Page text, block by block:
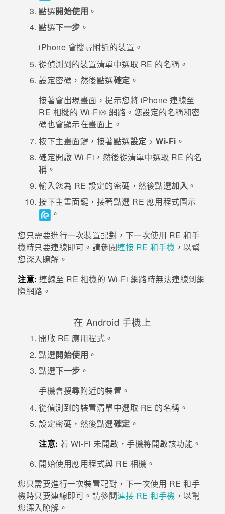
點選開始使用 。
點選下一步 。
iPhone 會搜尋附近的裝置。
從偵測到的裝置清單中選取 RE 的名稱。
設定密碼，然後點選確定 。
接著會出現畫面，提示您將 iPhone 連線至
RE 相機的 Wi-Fi® 網路。您設定的名稱和密
碼也會顯示在畫面上。
按下主畫面鍵 ，接著點選設定 > Wi-Fi 。
確定開啟 Wi-Fi ，然後從清單中選取 RE 的名
稱。
輸入您為 RE 設定的密碼，然後點選加入 。
按下主畫面鍵 ，接著點選 RE 應用程式圖示
。
您只需要進行一次裝置配對，下一次使用 RE 和手
機時只要連線即可。請參閱連接 RE 和手機 ，以幫
您深入瞭解。
注意: 連線至 RE 相機的 Wi-Fi 網路時無法連線到網
際網路。
在 Android 手機上
開啟 RE 應用程式。
點選開始使用 。
點選下一步 。
手機會搜尋附近的裝置。
從偵測到的裝置清單中選取 RE 的名稱。
設定密碼，然後點選確定 。
注意: 若 Wi-Fi 未開啟，手機將開啟該功能。
開始使用應用程式與 RE 相機。
您只需要進行一次裝置配對，下一次使用 RE 和手
機時只要連線即可。請參閱連接 RE 和手機 ，以幫
您深入瞭解。